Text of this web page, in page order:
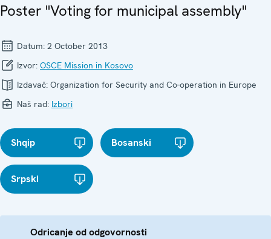
Poster "Voting for municipal assembly"
Datum: 2 October 2013
Izvor: OSCE Mission in Kosovo
Izdavač: Organization for Security and Co-operation in Europe
Naš rad: Izbori
Shqip Bosanski
Srpski
Odricanje od odgovornosti